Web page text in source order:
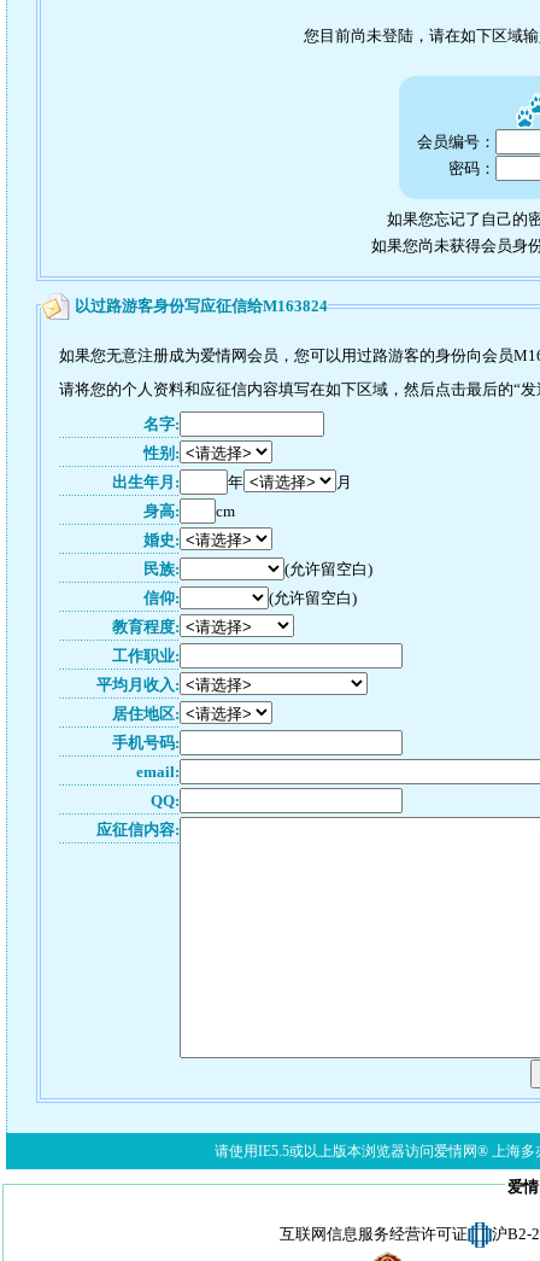
您目前尚未登陆，请在如下区域
会员编号：
密码：
如果您忘记了自己的
如果您尚未获得会员身
以过路游客身份写应征信给M163824
如果您无意注册成为爱情网会员，您可以用过路游客的身份向会员
请将您的个人资料和应征信内容填写在如下区域，然后点击最后的“
名字:
性别:
出生年月:
年
月
身高:
cm
婚史:
民族:
(允许留空白)
信仰:
(允许留空白)
教育程度:
工作职业:
平均月收入:
居住地区:
手机号码:
email:
QQ:
应征信内容:
请使用IE5.5或以上版本浏览器访问爱情网® 上海多
爱
互联网信息服务经营许可证 沪B2-